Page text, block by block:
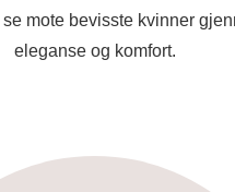
mote bevisste kvinner
eleganse og komfort.